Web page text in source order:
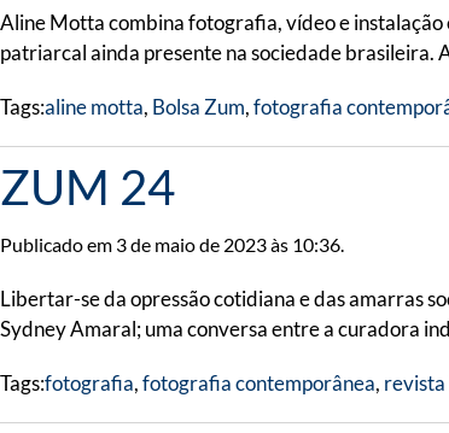
Aline Motta combina fotografia, vídeo e
patriarcal ainda presente na sociedade brasileira.
Tags:aline motta, Bolsa Zum,fotografia
ZUM 24
Publicado em 3 de maio de 2023 às 10:36.
Libertar-se da opressão cotidiana e das amarras
Sydney Amaral; uma conversa entre a curadora
Tags:fotografia,fotografia contemporânea,